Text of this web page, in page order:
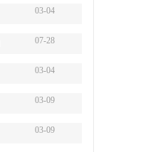
03-04
07-28
03-04
03-09
03-09